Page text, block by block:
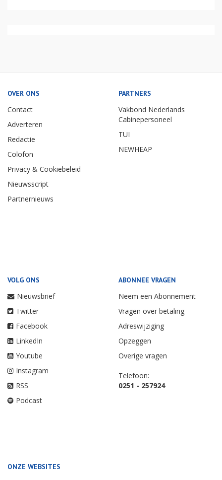
OVER ONS
Contact
Adverteren
Redactie
Colofon
Privacy & Cookiebeleid
Nieuwsscript
Partnernieuws
PARTNERS
Vakbond Nederlands
Cabinepersoneel
TUI
NEWHEAP
VOLG ONS
Nieuwsbrief
Twitter
Facebook
LinkedIn
Youtube
Instagram
RSS
Podcast
ABONNEE VRAGEN
Neem een Abonnement
Vragen over betaling
Adreswijziging
Opzeggen
Overige vragen
Telefoon:
0251 - 257924
ONZE WEBSITES